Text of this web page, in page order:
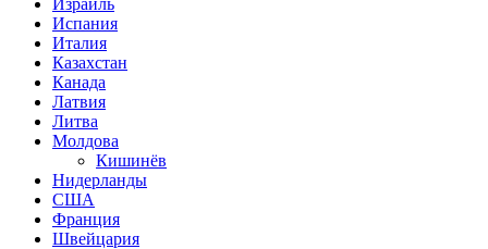
Израиль
Испания
Италия
Казахстан
Канада
Латвия
Литва
Молдова
Кишинёв
Нидерланды
США
Франция
Швейцария